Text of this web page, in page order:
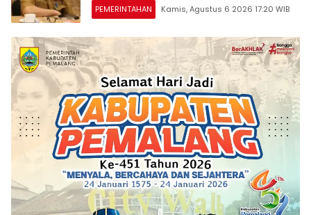
PEMERINTAHAN Kamis, Agustus 6 2026 17:20 WIB